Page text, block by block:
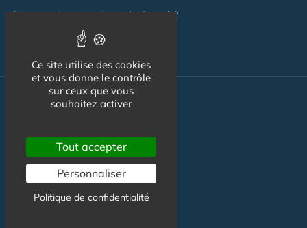
C'est quoi une Maison de Santé ?
Actualité
Actualité Maison de Santé
Agenda Maison de Santé
Flux RSS
Ce site utilise des cookies
et vous donne le contrôle
sur ceux que vous
souhaitez activer
Tout accepter
Personnaliser
Politique de confidentialité